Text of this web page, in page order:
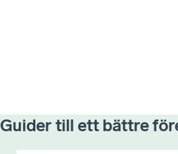
Guider till ett bättre